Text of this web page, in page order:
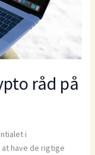
råd på
i
have de rigtige